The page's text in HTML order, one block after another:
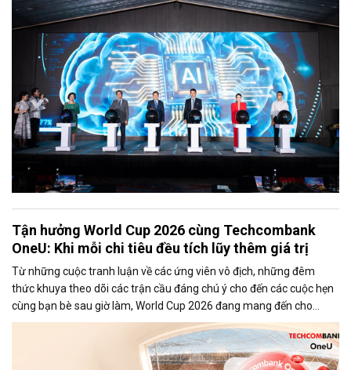
kiến tạo sức mạnh giúp Việt Nam vươn tầm trong kỷ nguyên mới.
Tận hưởng World Cup 2026 cùng Techcombank
OneU: Khi mỗi chi tiêu đều tích lũy thêm giá trị
Từ những cuộc tranh luận về các ứng viên vô địch, những đêm
thức khuya theo dõi các trận cầu đáng chú ý cho đến các cuộc hẹn
cùng bạn bè sau giờ làm, World Cup 2026 đang mang đến cho
người hâm mộ những khoảnh khắc khó quên.